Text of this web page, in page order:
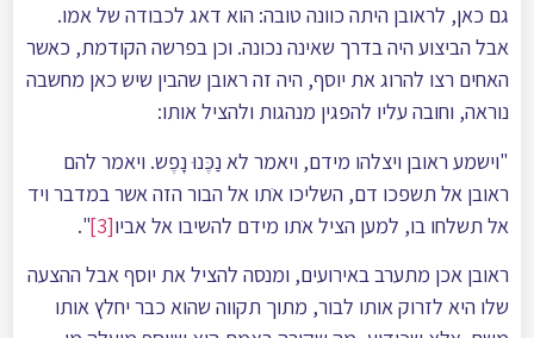
גם כאן, לראובן היתה כוונה טובה: הוא דאג לכבודה של אמו.
אבל הביצוע היה בדרך שאינה נכונה. וכן בפרשה הקודמת, כאשר
האחים רצו להרוג את יוסף, היה זה ראובן שהבין שיש כאן מחשבה
נוראה, וחובה עליו להפגין מנהגות ולהציל אותו:
"וישמע ראובן ויצלהו מידם, ויאמר לא נַכֶּנוּ נָפֶש. ויאמר להם
ראובן אל תשפכו דם, השליכו אֺתו אל הבור הזה אשר במדבר ויד
אל תשלחו בו, למען הציל אֺתו מידם להשיבו אל אביו[3]
".
ראובן אכן מתערב באירועים, ומנסה להציל את יוסף אבל ההצעה
שלו היא לזרוק אותו לבור, מתוך תקווה שהוא כבר יחלץ אותו